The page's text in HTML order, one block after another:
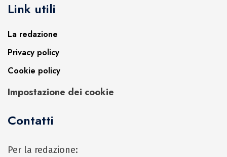
Link utili
La redazione
Privacy policy
Cookie policy
Impostazione dei cookie
Contatti
Per la redazione: